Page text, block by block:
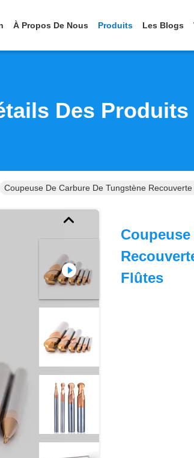
À Propos De Nous Produits Les Blogs
Des Produits
Coupeuse De Carbure De Tungstène
Flûtes